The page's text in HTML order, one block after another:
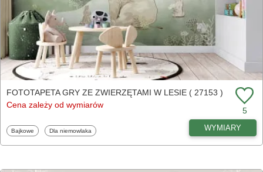
FOTOTAPETA GRY ZE ZWIERZĘTAMI W LESIE ( 27153 )
Cena zależy od wymiarów
5
Fototapety
Bajkowe Fototapety
Dla niemowlaka WYMIARY